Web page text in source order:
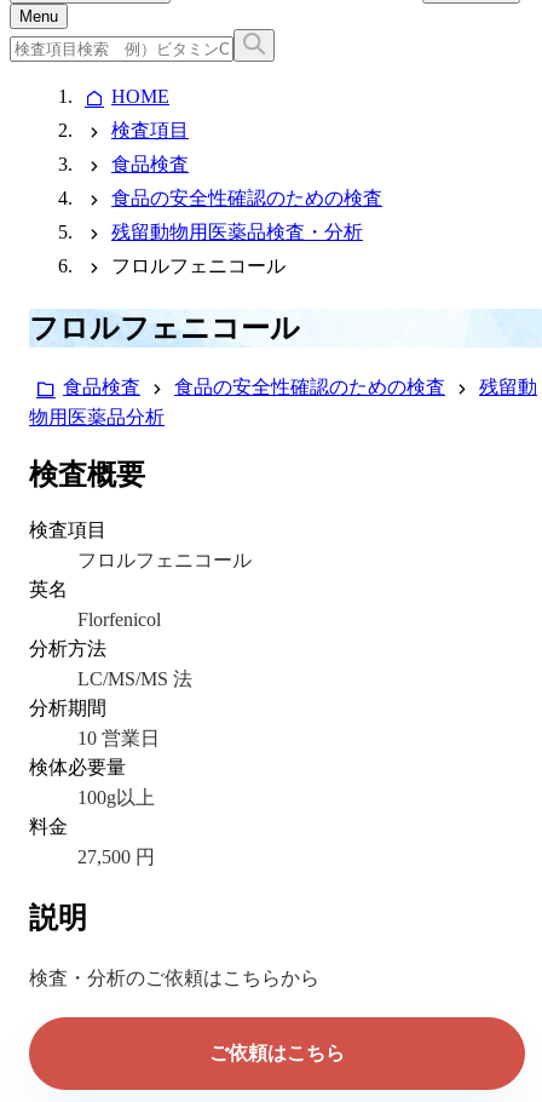
Menu
HOME
検査項目
食品検査
食品の安全性確認のための検査
残留動物用医薬品検査・分析
フロルフェニコール
フロルフェニコール
食品検査 食品の安全性確認のための検査
残留動
物用医薬品分析
検査概要
検査項目
フロルフェニコール
英名
Florfenicol
分析方法
LC/MS/MS 法
分析期間
10 営業日
検体必要量
100g以上
料金
27,500 円
説明
検査・分析のご依頼はこちらから
ご依頼はこちら